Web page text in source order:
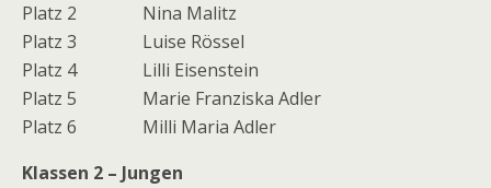
Platz 2 Nina Malitz
Platz 3 Luise Rössel
Platz 4 Lilli Eisenstein
Platz 5 Marie Franziska Adler
Platz 6 Milli Maria Adler
Klassen 2 – Jungen